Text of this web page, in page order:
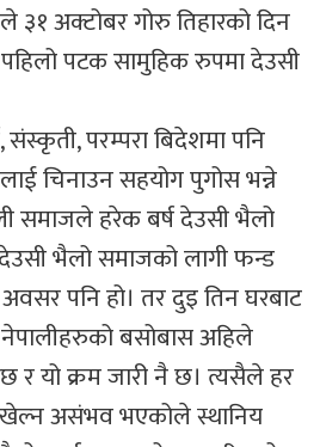
३१ अक्टोबर गोरु तिहारको दिन
पटक सामुहिक रुपमा देउसी
संस्कृती, परम्परा बिदेशमा पनि
चिनाउन सहयोग पुगोस भन्ने
समाजले हरेक बर्ष देउसी भैलो
भैलो समाजको लागी फन्ड
पनि हो। तर दुइ तिन घरबाट
बसोबास अहिले
यो क्रम जारी नै छ। त्यसैले हर
असंभव भएकोले स्थानिय